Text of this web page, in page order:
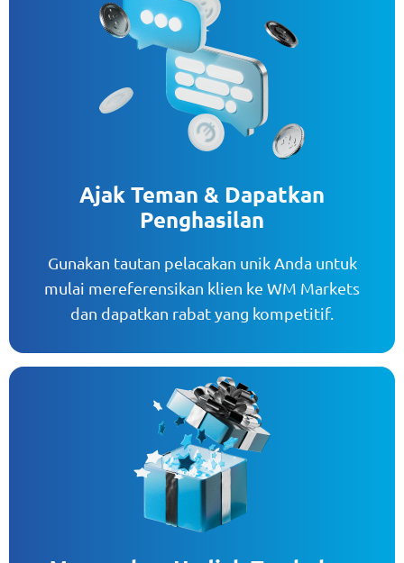
Ajak Teman & Dapatkan
Penghasilan
Gunakan tautan pelacakan unik Anda untuk
mulai mereferensikan klien ke WM Markets
dan dapatkan rabat yang kompetitif.